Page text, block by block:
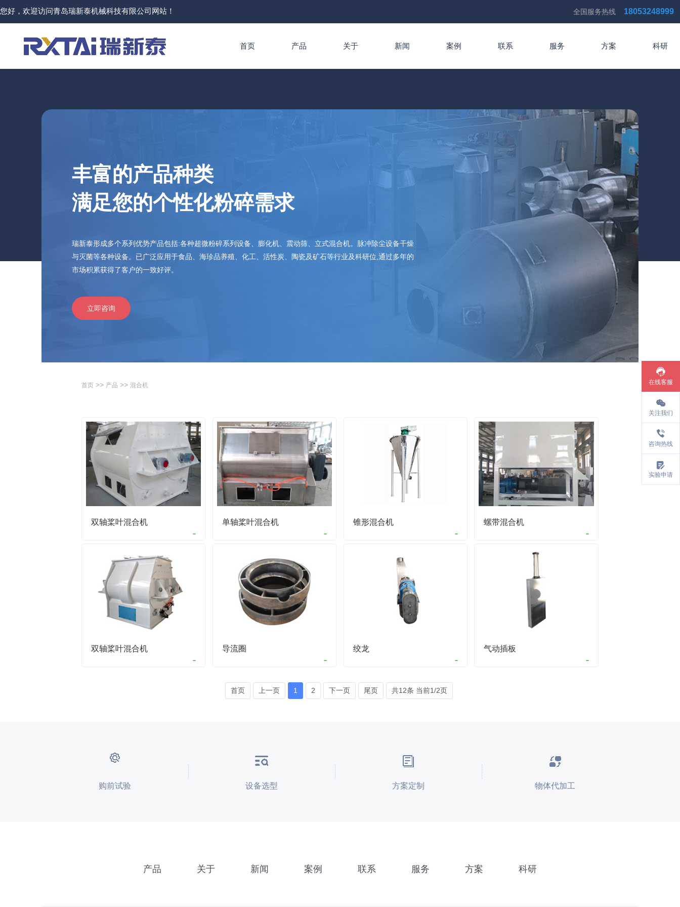
您好，欢迎访问青岛瑞新泰机械科技有限公司网站！ 全国服务热线 18053248999
首页 产品 关于 新闻 案例 联系 服务 方案 科研
丰富的产品种类
满足您的个性化粉碎需求
瑞新泰形成多个系列优势产品包括:各种超微粉碎系列设备、膨化机、震动筛、立式混合机。脉冲除尘设备干燥
与灭菌等各种设备。已广泛应用于食品、海珍品养殖、化工、活性炭、陶瓷及矿石等行业及科研位,通过多年的
市场积累获得了客户的一致好评。
立即咨询
首页 >> 产品 >>混合机
双轴桨叶混合机 单轴桨叶混合机 锥形混合机 螺带混合机
双轴桨叶混合机 导流圈 绞龙 气动插板
首页 上一页 1 2 下一页 尾页 共12条 当前1/2页
购前试验 设备选型 方案定制 物体代加工
产品 关于 新闻 案例 联系 服务 方案 科研
在线客服
关注我们
咨询热线
18053248999
实验申请